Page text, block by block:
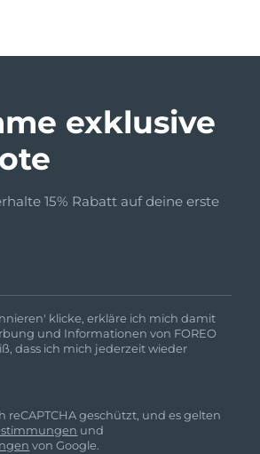
exklusive
15% Rabatt auf deine erste
klicke, erkläre ich mich damit
und Informationen von FOREO
dass ich mich jederzeit wieder
reCAPTCHA geschützt, und es gelten
und
von Google.